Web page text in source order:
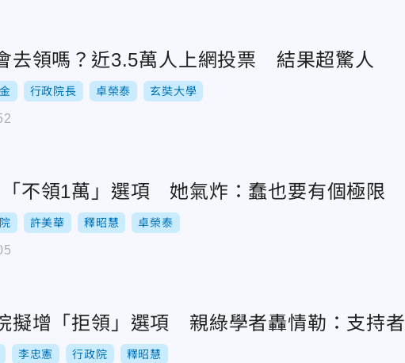
去領嗎？近3.5萬人上網投票 結果超驚人
行政院長 卓榮泰 玄奘大學
不領1萬」選項 她氣炸：蠢也要有個極限
許美華 釋昭慧 卓榮泰
擬增「拒領」選項 親綠學者轟情勒：支持
李忠憲 行政院 釋昭慧